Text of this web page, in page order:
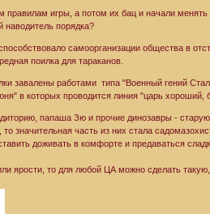
игры, а потом их бац и начали менять
наводитель порядка?
самоорганизации общества в
поилка для тараканов.
завалены работами типа "Военный гений
в которых проводится линия "царь хороший,
папаша Зю и прочие динозавры - старую.
значительная часть из них стала
доживать в комфорте и предаваться
ярости, то для любой ЦА можно сделать